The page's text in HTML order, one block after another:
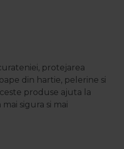
protejarea
din hartie, pelerine si
produse ajuta la
sigura si mai